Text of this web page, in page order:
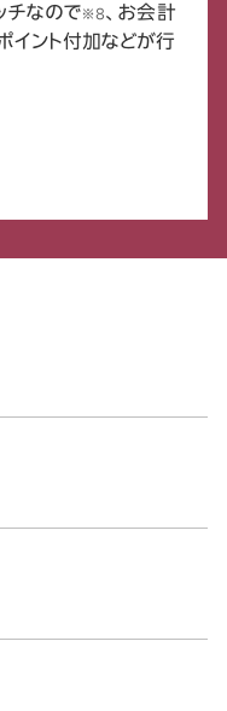
チなので※8、お会計
イント付加などが行